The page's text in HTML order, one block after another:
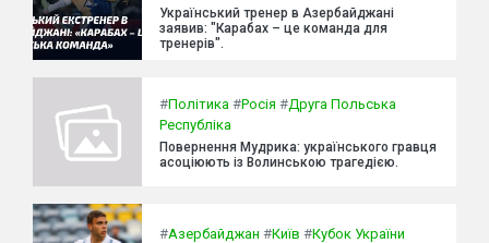
Український тренер в Азербайджані
заявив: "Карабах – це команда для
тренерів".
#Політика #Росія #Друга Польська
Республіка
Повернення Мудрика: українського гравця
асоціюють із Волинською трагедією.
#Азербайджан #Київ #Кубок України